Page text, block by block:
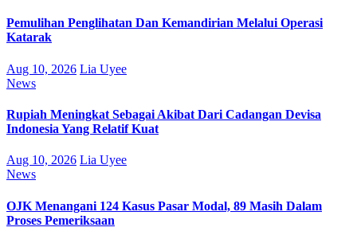
Pemulihan Penglihatan Dan Kemandirian Melalui Operasi
Katarak
Aug 10, 2026 Lia Uyee
News
Rupiah Meningkat Sebagai Akibat Dari Cadangan Devisa
Indonesia Yang Relatif Kuat
Aug 10, 2026 Lia Uyee
News
OJK Menangani 124 Kasus Pasar Modal, 89 Masih Dalam
Proses Pemeriksaan